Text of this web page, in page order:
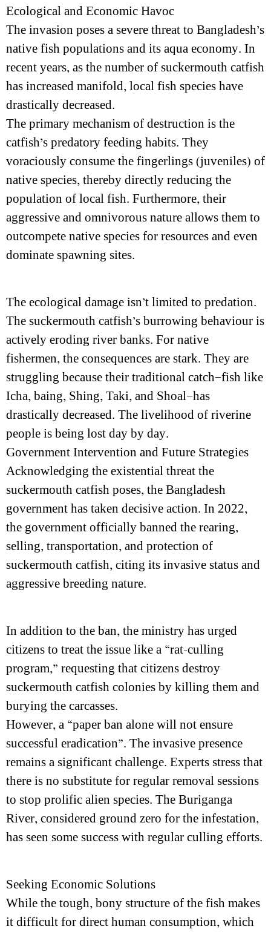
Ecological and Economic Havoc
The invasion poses a severe threat to Bangladesh’s
native fish populations and its aqua economy. In
recent years, as the number of suckermouth catfish
has increased manifold, local fish species have
drastically decreased.
The primary mechanism of destruction is the
catfish’s predatory feeding habits. They
voraciously consume the fingerlings (juveniles) of
native species, thereby directly reducing the
population of local fish. Furthermore, their
aggressive and omnivorous nature allows them to
outcompete native species for resources and even
dominate spawning sites.
The ecological damage isn’t limited to predation.
The suckermouth catfish’s burrowing behaviour is
actively eroding river banks. For native
fishermen, the consequences are stark. They are
struggling because their traditional catch—fish like
Icha, baing, Shing, Taki, and Shoal—has
drastically decreased. The livelihood of riverine
people is being lost day by day.
Government Intervention and Future Strategies
Acknowledging the existential threat the
suckermouth catfish poses, the Bangladesh
government has taken decisive action. In 2022,
the government officially banned the rearing,
selling, transportation, and protection of
suckermouth catfish, citing its invasive status and
aggressive breeding nature.
In addition to the ban, the ministry has urged
citizens to treat the issue like a “rat-culling
program,” requesting that citizens destroy
suckermouth catfish colonies by killing them and
burying the carcasses.
However, a “paper ban alone will not ensure
successful eradication”. The invasive presence
remains a significant challenge. Experts stress that
there is no substitute for regular removal sessions
to stop prolific alien species. The Buriganga
River, considered ground zero for the infestation,
has seen some success with regular culling efforts.
Seeking Economic Solutions
While the tough, bony structure of the fish makes
it difficult for direct human consumption, which